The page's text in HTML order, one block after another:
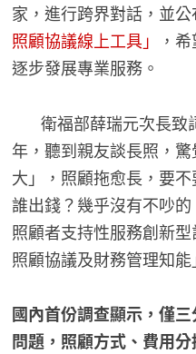
家，進行跨界對話，並
照顧協議線上工具」
，
逐步發展專業服務。
衛福部薛瑞元次長致
年，聽到親友談長照，
大」，照顧拖愈長，要
誰出錢？幾乎沒有不吵
照顧者支持性服務創新
照顧協議及財務管理知能
國內首份調查顯示，僅
問題，照顧方式、費用分